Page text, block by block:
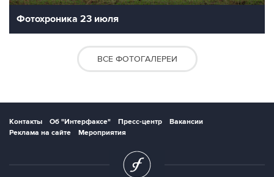
Фотохроника 23 июля
ВСЕ ФОТОГАЛЕРЕИ
Контакты Об "Интерфаксе" Пресс-центр
Вакансии
Реклама на сайте
Мероприятия